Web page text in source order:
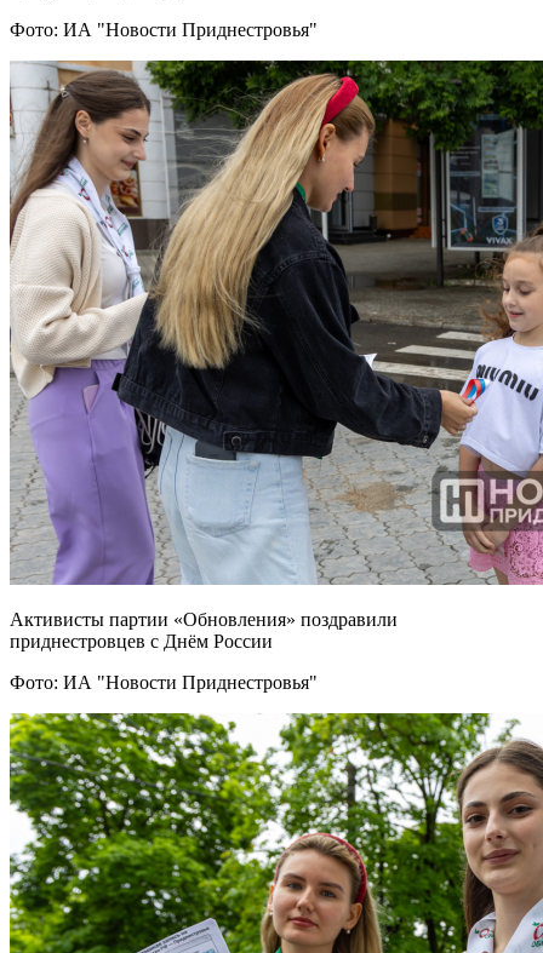
Фото: ИА "Новости Приднестровья"
Активисты партии «Обновления» поздравили
приднестровцев с Днём России
Фото: ИА "Новости Приднестровья"